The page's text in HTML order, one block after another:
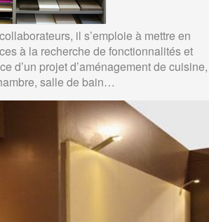
il s’emploie à mettre en
à la recherche de fonctionnalités et
d’un projet d’aménagement de cuisine,
salle de bain…